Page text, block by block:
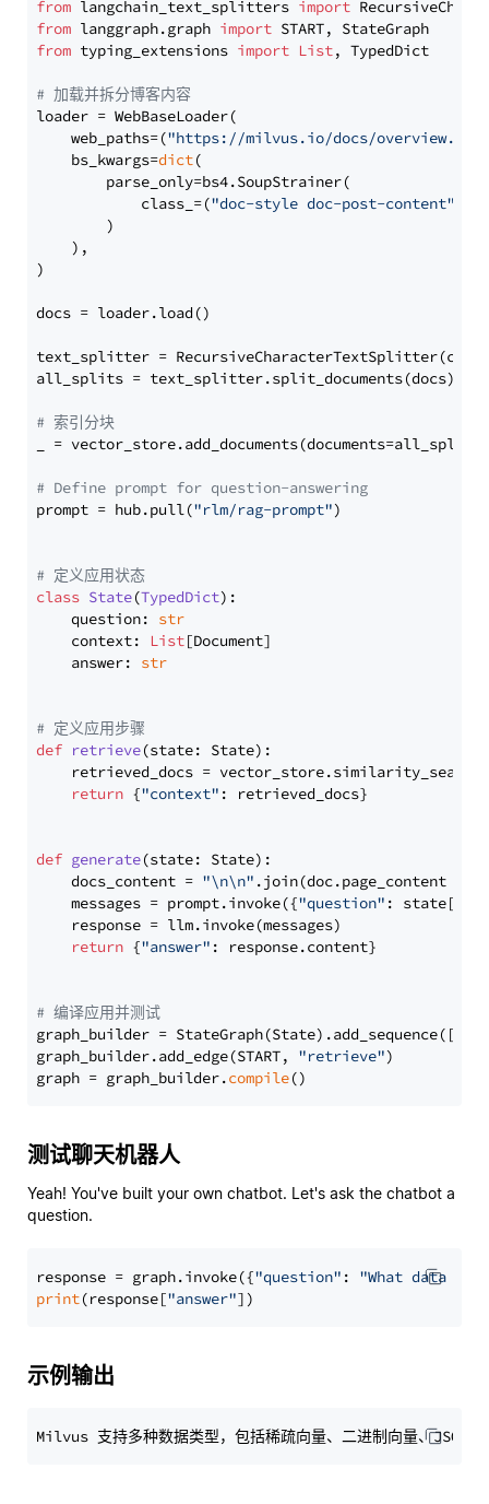
from langchain_text_splitters import
from langgraph.graph import
from typing_extensions import List, TypedDict
# 加载并拆分博客内容
loader = WebBaseLoader(
    web_paths=(
"https://milvus.io/docs/overview.md"
    bs_kwargs=
dict(
        parse_only=bs4.SoupStrainer(
            class_=(
"doc-style doc-post-content"
        )
    ),
)
docs = loader.load()
text_splitter =
all_splits = text_splitter.split_documents(docs)
# 索引分块
_ = vector_store.add_documents(documents=all_splits)
# Define prompt for question-answering
prompt = hub.pull("rlm/rag-prompt")
# 定义应用状态
class State(TypedDict):
    question:
str
    context:
List[Document]
    answer:
str
# 定义应用步骤
def retrieve(state: State):
retrieved_docs =
return {"context" : retrieved_docs}
def generate(state: State):
    docs_content =
"\n\n" .join(doc.page_content
    messages = prompt.invoke({
"question" : state[
    response = llm.invoke(messages)
return {"answer" : response.content}
# 编译应用并测试
graph_builder =
graph_builder.add_edge(START, "retrieve")
graph = graph_builder.compile
测试聊天机器人
Yeah! You've built your own chatbot. Let's ask the chatbot a
question.
response = graph.invoke({"question" : "What data
print(response["answer"
示例输出